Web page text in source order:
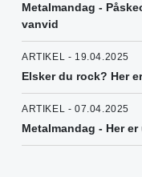
Metalmandag -
vanvid
ARTIKEL - 19.04.2025
Elsker du rock? Her
ARTIKEL - 07.04.2025
Metalmandag - Her